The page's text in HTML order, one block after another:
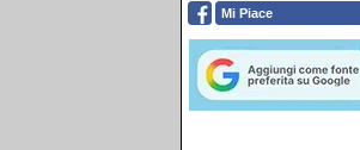
Mi Piace